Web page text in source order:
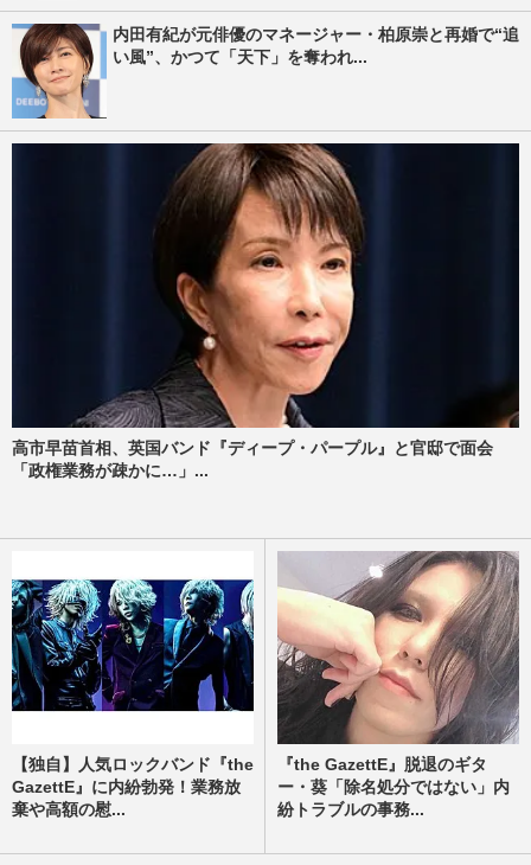
内田有紀が元俳優のマネージャー・柏原崇と再婚で“追
い風”、かつて「天下」を奪われ...
高市早苗首相、英国バンド『ディープ・パープル』と官邸で面会
「政権業務が疎かに…」...
【独自】人気ロックバンド『the
GazettE』に内紛勃発！業務放
棄や高額の慰...
『the GazettE』脱退のギタ
ー・葵「除名処分ではない」内
紛トラブルの事務...